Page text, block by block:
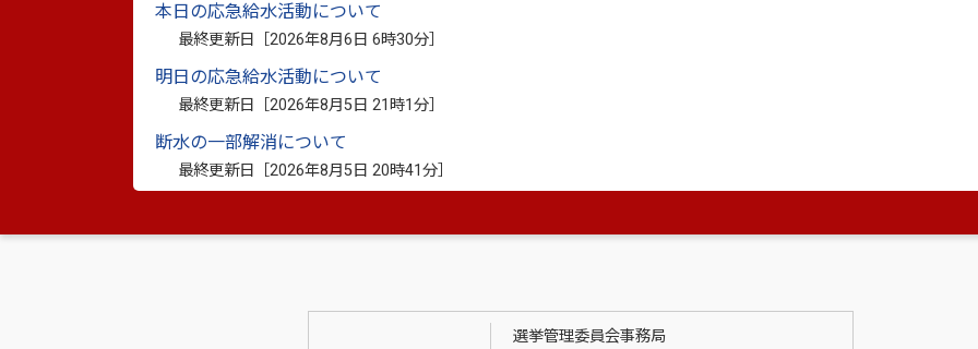
本日の応急給水活動について
最終更新日［2026年8月6日 6時30分
明日の応急給水活動について
最終更新日［2026年8月5日 21時1分
断水の一部解消について
最終更新日［2026年8月5日 20時41分
選挙管理委員会事務局